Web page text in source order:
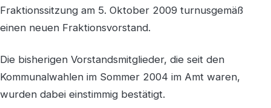
Fraktionssitzung am 5. Oktober 2009 turnusgemäß
einen neuen Fraktionsvorstand.
Die bisherigen Vorstandsmitglieder, die seit den
Kommunalwahlen im Sommer 2004 im Amt waren,
wurden dabei einstimmig bestätigt.